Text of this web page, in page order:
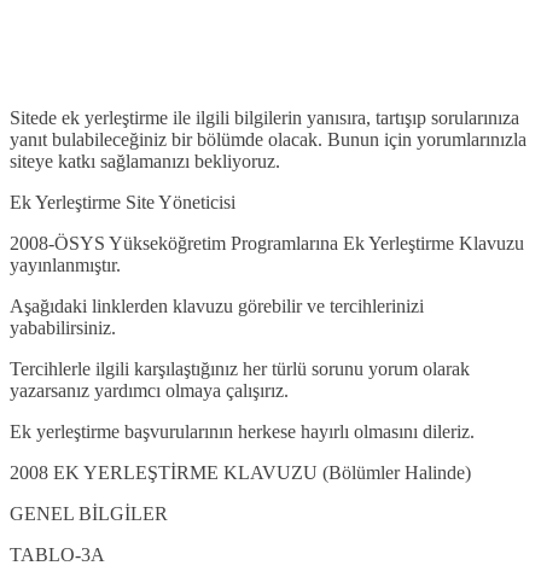
Sitede ek yerleştirme ile ilgili bilgilerin yanısıra, tartışıp sorularınıza
yanıt bulabileceğiniz bir bölümde olacak. Bunun için yorumlarınızla
siteye katkı sağlamanızı bekliyoruz.
Ek Yerleştirme Site Yöneticisi
2008-ÖSYS Yükseköğretim Programlarına Ek Yerleştirme Klavuzu
yayınlanmıştır.
Aşağıdaki linklerden klavuzu görebilir ve tercihlerinizi
yababilirsiniz.
Tercihlerle ilgili karşılaştığınız her türlü sorunu yorum olarak
yazarsanız yardımcı olmaya çalışırız.
Ek yerleştirme başvurularının herkese hayırlı olmasını dileriz.
2008 EK YERLEŞTİRME KLAVUZU (Bölümler Halinde)
GENEL BİLGİLER
TABLO-3A